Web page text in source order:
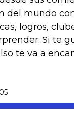
del mundo
logros,
Si te
te va a